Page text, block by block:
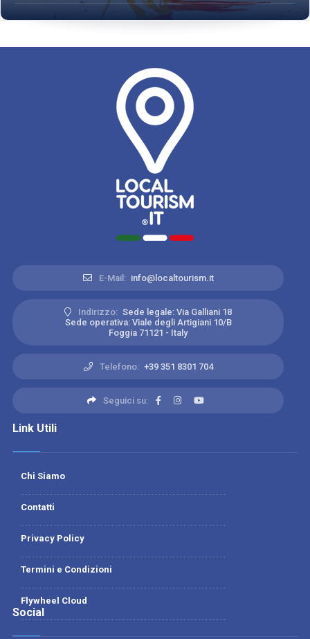
E-Mail: info@localtourism.it
Indirizzo: Sede legale: Via Galliani 18
Sede operativa: Viale degli Artigiani 10/B
Foggia 71121 - Italy
Telefono: +39 351 8301 704
Seguici su:
Link Utili
Chi Siamo
Contatti
Privacy Policy
Termini e Condizioni
Flywheel Cloud
Social